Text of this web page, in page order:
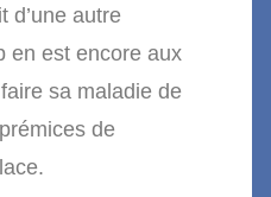
d’une autre
en est encore aux
sa maladie de
de
lace.